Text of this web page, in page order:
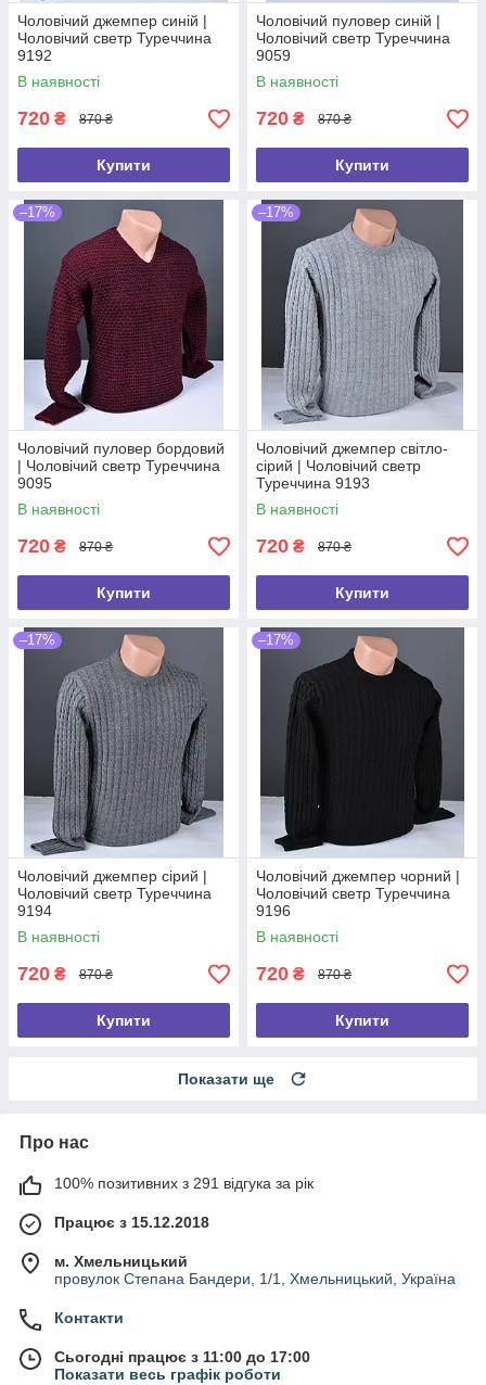
Чоловічий джемпер синій |
Чоловічий светр Туреччина
9192
В наявності
720 ₴ 870 ₴
Купити
Чоловічий пуловер синій |
Чоловічий светр Туреччина
9059
В наявності
720 ₴ 870 ₴
Купити
–17%
Чоловічий пуловер бордовий
| Чоловічий светр Туреччина
9095
В наявності
720 ₴ 870 ₴
Купити
–17%
Чоловічий джемпер світло-
сірий | Чоловічий светр
Туреччина 9193
В наявності
720 ₴ 870 ₴
Купити
–17%
Чоловічий джемпер сірий |
Чоловічий светр Туреччина
9194
В наявності
720 ₴ 870 ₴
Купити
–17%
Чоловічий джемпер чорний |
Чоловічий светр Туреччина
9196
В наявності
720 ₴ 870 ₴
Купити
Показати ще
Про нас
100% позитивних з 291 відгука за рік
Працює з 15.12.2018
м. Хмельницький
провулок Степана Бандери, 1/1, Хмельницький, Україна
Контакти
Сьогодні працює з 11:00 до 17:00
Показати весь графік роботи